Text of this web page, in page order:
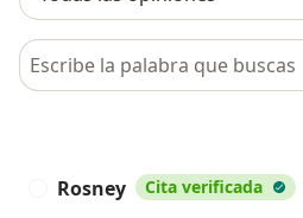
Busca en opiniones
Rosney Cita verificada